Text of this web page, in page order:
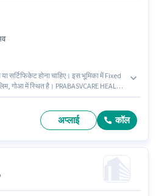
सर्टिफिकेट होना चाहिए। इस भूमिका में Fixed
गोआ में स्थित है। PRABASVCARE HEALTH
अप्लाई कॉल